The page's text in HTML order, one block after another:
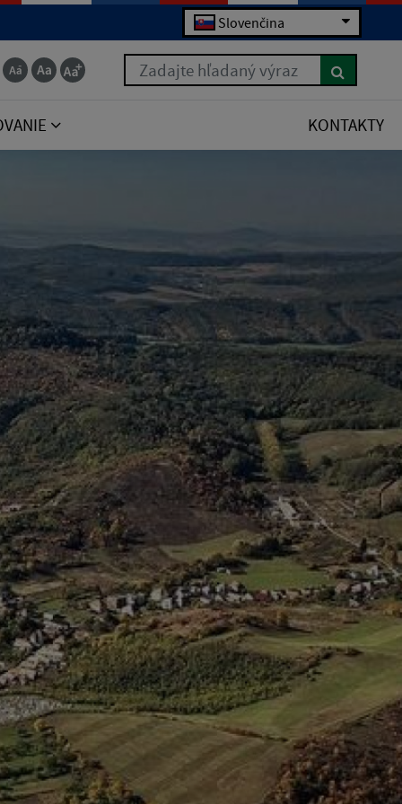
Slovenčina
Zadajte hľadaný výraz
KONTAKTY